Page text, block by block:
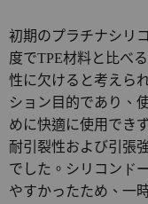
初期のプラチナシリ
度でTPE材料と比べ
性に欠けると考えら
ション目的であり、
めに快適に使用でき
耐引裂性および引張
でした。シリコン ド
やすかったため、一